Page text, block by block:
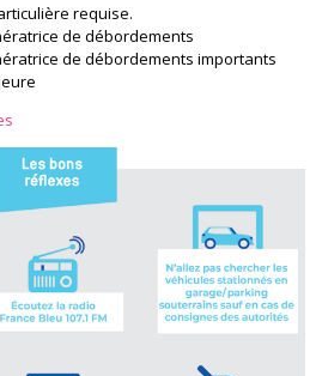
requise.
de débordements
de débordements importants